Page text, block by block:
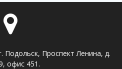
Подольск, Проспект Ленина, д.
офис 451.